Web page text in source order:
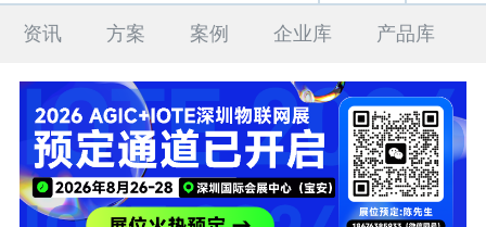
资讯 方案 案例 企业库 产品库